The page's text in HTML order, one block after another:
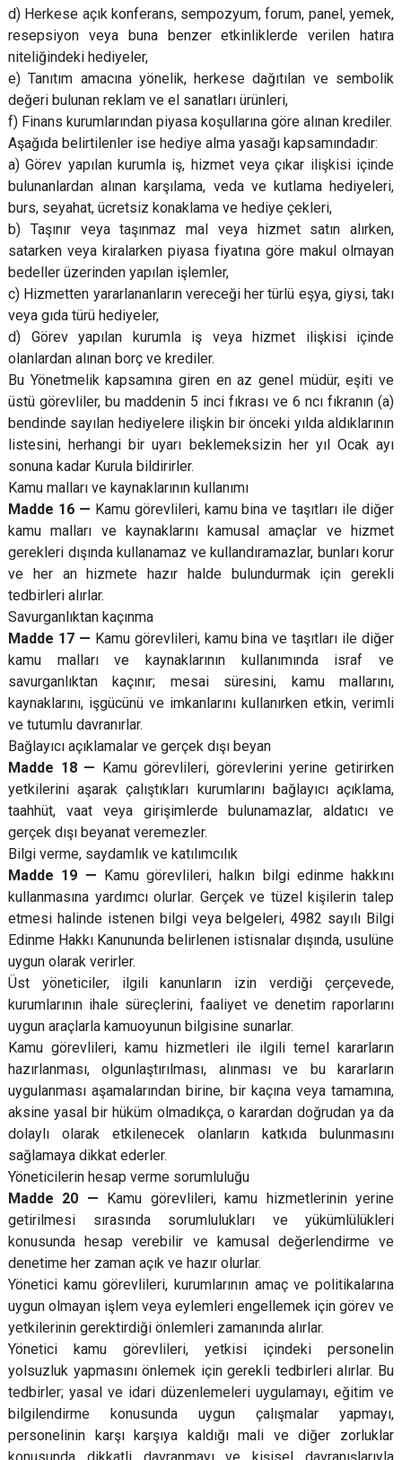
d) Herkese açık konferans, sempozyum, forum, panel, yemek,
resepsiyon veya buna benzer etkinliklerde verilen hatıra
niteliğindeki hediyeler,
e) Tanıtım amacına yönelik, herkese dağıtılan ve sembolik
değeri bulunan reklam ve el sanatları ürünleri,
f) Finans kurumlarından piyasa koşullarına göre alınan krediler.
Aşağıda belirtilenler ise hediye alma yasağı kapsamındadır:
a) Görev yapılan kurumla iş, hizmet veya çıkar ilişkisi içinde
bulunanlardan alınan karşılama, veda ve kutlama hediyeleri,
burs, seyahat, ücretsiz konaklama ve hediye çekleri,
b) Taşınır veya taşınmaz mal veya hizmet satın alırken,
satarken veya kiralarken piyasa fiyatına göre makul olmayan
bedeller üzerinden yapılan işlemler,
c) Hizmetten yararlananların vereceği her türlü eşya, giysi, takı
veya gıda türü hediyeler,
d) Görev yapılan kurumla iş veya hizmet ilişkisi içinde
olanlardan alınan borç ve krediler.
Bu Yönetmelik kapsamına giren en az genel müdür, eşiti ve
üstü görevliler, bu maddenin 5 inci fıkrası ve 6 ncı fıkranın (a)
bendinde sayılan hediyelere ilişkin bir önceki yılda aldıklarının
listesini, herhangi bir uyarı beklemeksizin her yıl Ocak ayı
sonuna kadar Kurula bildirirler.
Kamu malları ve kaynaklarının kullanımı
Madde 16 — Kamu görevlileri, kamu bina ve taşıtları ile diğer
kamu malları ve kaynaklarını kamusal amaçlar ve hizmet
gerekleri dışında kullanamaz ve kullandıramazlar, bunları korur
ve her an hizmete hazır halde bulundurmak için gerekli
tedbirleri alırlar.
Savurganlıktan kaçınma
Madde 17 — Kamu görevlileri, kamu bina ve taşıtları ile diğer
kamu malları ve kaynaklarının kullanımında israf ve
savurganlıktan kaçınır; mesai süresini, kamu mallarını,
kaynaklarını, işgücünü ve imkanlarını kullanırken etkin, verimli
ve tutumlu davranırlar.
Bağlayıcı açıklamalar ve gerçek dışı beyan
Madde 18 — Kamu görevlileri, görevlerini yerine getirirken
yetkilerini aşarak çalıştıkları kurumlarını bağlayıcı açıklama,
taahhüt, vaat veya girişimlerde bulunamazlar, aldatıcı ve
gerçek dışı beyanat veremezler.
Bilgi verme, saydamlık ve katılımcılık
Madde 19 — Kamu görevlileri, halkın bilgi edinme hakkını
kullanmasına yardımcı olurlar. Gerçek ve tüzel kişilerin talep
etmesi halinde istenen bilgi veya belgeleri, 4982 sayılı Bilgi
Edinme Hakkı Kanununda belirlenen istisnalar dışında, usulüne
uygun olarak verirler.
Üst yöneticiler, ilgili kanunların izin verdiği çerçevede,
kurumlarının ihale süreçlerini, faaliyet ve denetim raporlarını
uygun araçlarla kamuoyunun bilgisine sunarlar.
Kamu görevlileri, kamu hizmetleri ile ilgili temel kararların
hazırlanması, olgunlaştırılması, alınması ve bu kararların
uygulanması aşamalarından birine, bir kaçına veya tamamına,
aksine yasal bir hüküm olmadıkça, o karardan doğrudan ya da
dolaylı olarak etkilenecek olanların katkıda bulunmasını
sağlamaya dikkat ederler.
Yöneticilerin hesap verme sorumluluğu
Madde 20 — Kamu görevlileri, kamu hizmetlerinin yerine
getirilmesi sırasında sorumlulukları ve yükümlülükleri
konusunda hesap verebilir ve kamusal değerlendirme ve
denetime her zaman açık ve hazır olurlar.
Yönetici kamu görevlileri, kurumlarının amaç ve politikalarına
uygun olmayan işlem veya eylemleri engellemek için görev ve
yetkilerinin gerektirdiği önlemleri zamanında alırlar.
Yönetici kamu görevlileri, yetkisi içindeki personelin
yolsuzluk yapmasını önlemek için gerekli tedbirleri alırlar. Bu
tedbirler; yasal ve idari düzenlemeleri uygulamayı, eğitim ve
bilgilendirme konusunda uygun çalışmalar yapmayı,
personelinin karşı karşıya kaldığı mali ve diğer zorluklar